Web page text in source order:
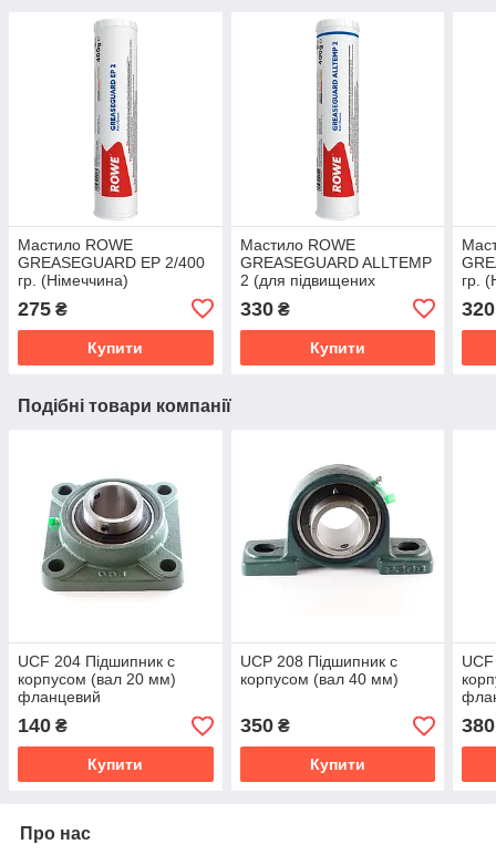
Мастило ROWE
GREASEGUARD EP 2/400
гр. (Німеччина)
275 ₴
Купити
Мастило ROWE
GREASEGUARD ALLTEMP
2 (для підвищених
(Німеччина)
330₴
Купити
гр.
320
Подібні товари компанії
UCF 204 Підшипник c
корпусом (вал 20 мм)
фланцевий
140 ₴
Купити
UCP 208 Підшипник c
корпусом (вал 40 мм)
350₴
Купити
380
Про нас